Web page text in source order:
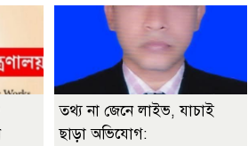
তথ্য না জেনে লাইভ, যাচাই
ছাড়া অভিযোগ: